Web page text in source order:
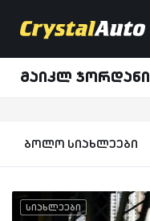
მაიკლ ჯორდანი
ბოლო სიახლეები
სიახლეები